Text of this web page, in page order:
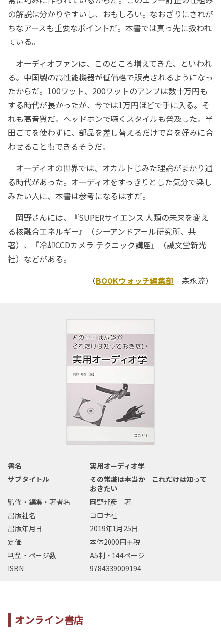
の解説は分かりやすいし、おもしろい。なおざりにされが
ちなアースも重要なポイントだ。本書では真っ先に扱われ
ている。
オーディオファンは、このところ増えてきた、といわれ
る。中国製の高性能機器が低価格で販売されるようになっ
たからだ。100ワット、200ワットのアンプは数十万円も
する時代が長かったが、今では1万円ほどで手に入る。そ
れも高音質だ。ヘッドホンで聴くスタイルも普及した。半
田ごてを使わずに、部品を差し替えるだけで音を好みに合
わせることもできるそうだ。
オーディオの世界では、オカルトじみた理論がまかり通
る時代があった。オーディオをすっきりとした気分で楽し
みたい人に、本書は参考になるはずだ。
岡野さんには、『SUPERサイエンス 人類の未来を変え
る核融合エネルギー』（シーアンドアール研究所、共
著）、『冷却CCDカメラ テクニック講座』（誠文堂新光
社）などがある。
（BOOKウォッチ編集部 森永流）
書名
実用オーディオ学
サブタイトル
その常識は本当か これだけは知って
おきたい
監修・編集・著者名
岡野邦彦 著
出版社名
コロナ社
出版年月日
2019年1月25日
定価
本体2000円＋税
判型・ページ数
A5判・144ページ
ISBN
9784339009194
オンライン書店